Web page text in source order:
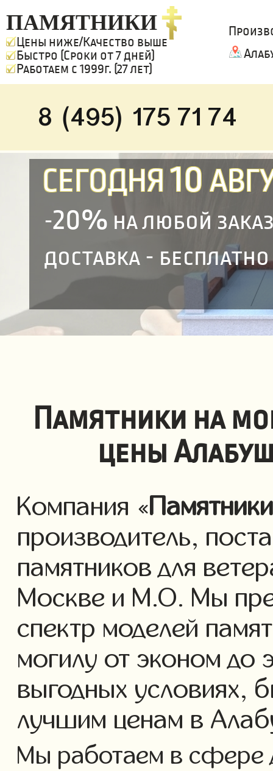
ПАМЯТНИКИ
Цены ниже/Качество выше
Быстро (Сроки от 7 дней)
Работаем с 1999г. (27 лет)
8 (495) 175 71 74
СЕГОДНЯ10
-20% на любой
доставка - бесплатно
Памятники на
цены
Компания «Памятники
производитель,
памятников для
Москве и М.О. Мы
спектр моделей
могилу от эконом до
выгодных условиях,
лучшим ценам в
Мы работаем в сфере